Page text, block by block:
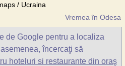
/ Ucraina
Vremea în Odesa
de Google pentru a localiza
încercaţi să
hoteluri si restaurante din oraş